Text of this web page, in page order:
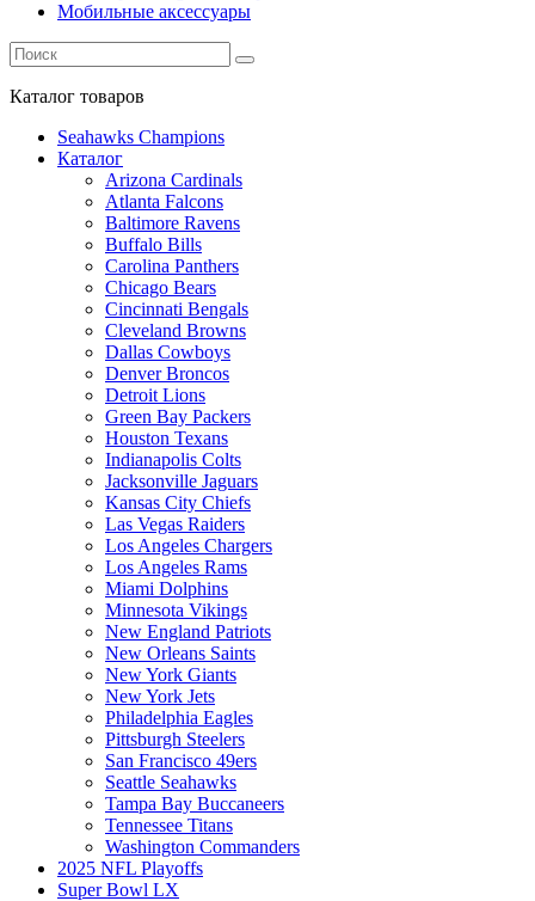
Мобильные аксессуары
Каталог товаров
Seahawks Champions
Каталог
Arizona Cardinals
Atlanta Falcons
Baltimore Ravens
Buffalo Bills
Carolina Panthers
Chicago Bears
Cincinnati Bengals
Cleveland Browns
Dallas Cowboys
Denver Broncos
Detroit Lions
Green Bay Packers
Houston Texans
Indianapolis Colts
Jacksonville Jaguars
Kansas City Chiefs
Las Vegas Raiders
Los Angeles Chargers
Los Angeles Rams
Miami Dolphins
Minnesota Vikings
New England Patriots
New Orleans Saints
New York Giants
New York Jets
Philadelphia Eagles
Pittsburgh Steelers
San Francisco 49ers
Seattle Seahawks
Tampa Bay Buccaneers
Tennessee Titans
Washington Commanders
2025 NFL Playoffs
Super Bowl LX